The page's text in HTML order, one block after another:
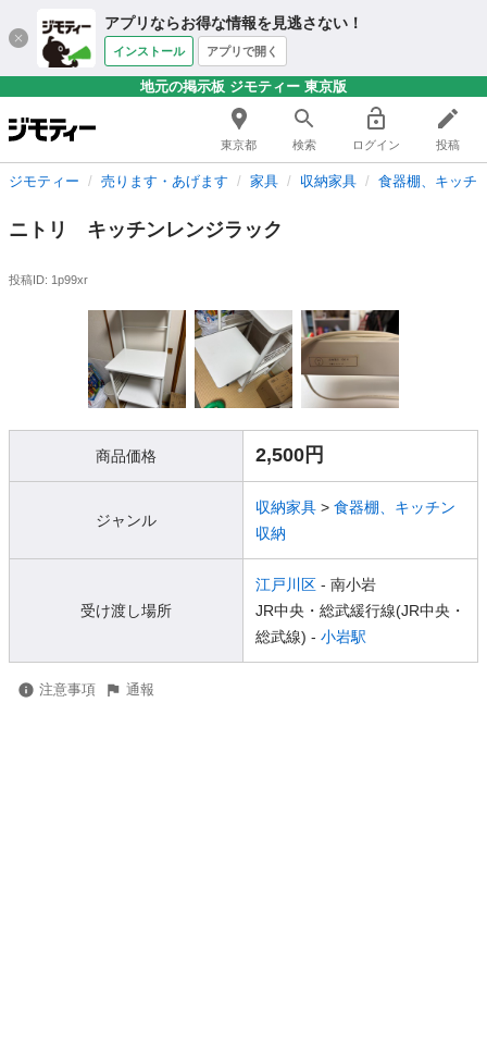
アプリならお得な情報を見逃さない！
インストール アプリで開く
地元の掲示板 ジモティー 東京版
東京都 検索 ログイン 投稿
ジモティー 売ります・あげます 家具 収納家具 食器棚、キッチ
ニトリ キッチンレンジラック
投稿ID: 1p99xr
商品価格 2,500円
ジャンル
収納家具 > 食器棚、キッチン
収納
受け渡し場所
江戸川区 - 南小岩
JR中央・総武緩行線(JR中央・
総武線) - 小岩駅
注意事項 通報